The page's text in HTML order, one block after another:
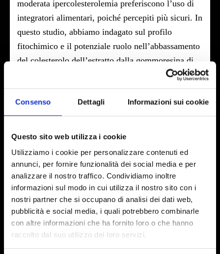
Consenso Dettagli Informazioni sui cookie
Questo sito web utilizza i cookie
Utilizziamo i cookie per personalizzare contenuti ed
annunci, per fornire funzionalità dei social media e per
analizzare il nostro traffico. Condividiamo inoltre
informazioni sul modo in cui utilizza il nostro sito con i
nostri partner che si occupano di analisi dei dati web,
pubblicità e social media, i quali potrebbero combinarle
con altre informazioni che ha fornito loro o che hanno
raccolto dal suo utilizzo dei loro servizi.
moderata ipercolesterolemia preferiscono l’uso di
integratori alimentari, poiché percepiti più sicuri. In
questo studio, abbiamo indagato sul profilo
fitochimico e il potenziale ruolo nell’abbassamento
del colesterolo dell’estratto dalla gommoresina di
Protium heptaphyllum. La caratterizzazione
chimica tramite HPLC-APCI-HRMS2e GC-
FID/MS ha identificato 13 composti, tra i più
abbondanti, appartenenti principalmente ai gruppi
dei tirucallani, ursani e oleani, triterpeni penta e
variazione dell’espressione genica, tramite
RealTime PCR, di geni coinvolti nel metabolismo
(biosintesi e catabolismo) del colesterolo e sul
metabolismo lipidico. Gli studi sugli epatociti
umani hanno rivelato come l’estratto di Protium
fosse in grado di ridurre in maniera significativa